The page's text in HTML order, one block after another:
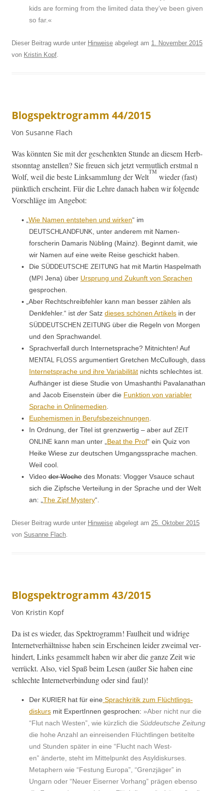
kids are form­ing from the lim­it­ed data they’ve been giv­en
so far.«
Dieser Beitrag wurde unter Hinweise abgelegt am 1. November 2015
von Kristin Kopf
Blogspektrogramm 44/2015
Von Susanne Flach
Was kön­nten Sie mit der geschenk­ten Stunde an diesem Herb­
st­son­ntag anstellen? Sie freuen sich jet­zt ver­mut­lich erst­mal n
Wolf, weil die beste Linksamm­lung der Welt
TM
wieder (fast)
pünk­tlich erscheint. Für die Lehre danach haben wir fol­gende
Vorschläge im Angebot:
„Wie Namen entste­hen und wirken“ im
DEUTSCHLANDFUNK , unter anderem mit Namen­
forscherin Damaris Nübling (Mainz). Begin­nt damit, wie
wir Namen auf eine weite Reise geschickt haben.
Die SÜDDEUTSCHE ZEITUNG hat mit Mar­tin Haspel­math
(MPI Jena) über Ursprung und Zukun­ft von Sprachen
gesprochen.
„Aber Rechtschreibfehler kann man bess­er zählen als
Denk­fehler.“ ist der Satz dieses schö­nen Artikels in der
SÜDDEUTSCHEN ZEITUNG über die Regeln von Mor­gen
und den Sprachwandel.
Sprachver­fall durch Inter­net­sprache? Mit­nicht­en! Auf
MENTAL FLOSS argu­men­tiert Gretchen McCul­lough, dass
Inter­net­sprache und ihre Vari­abil­ität nichts schlecht­es ist.
Aufhänger ist diese Studie von Umashan­thi Pavalanathan
and Jacob Eisen­stein über die Funk­tion von vari­abler
Sprache in Onlineme­di­en
Euphemis­men in Berufs­beze­ich­nun­gen
In Ord­nung, der Titel ist gren­zw­er­tig – aber auf ZEIT
ONLINE kann man unter „ Beat the Prof“ ein Quiz von
Heike Wiese zur deutschen Umgangssprache machen.
Weil cool.
Video der Woche des Monats: Vlog­ger Vsauce schaut
sich die Zipf­sche Verteilung in der Sprache und der Welt
an: „ The Zipf Mys­tery“.
Dieser Beitrag wurde unter Hinweise abgelegt am 25. Oktober 2015
von Susanne Flach.
Blogspektrogramm 43/2015
Von Kristin Kopf
Da ist es wieder, das Spek­tro­gramm! Faul­heit und widrige
Inter­netver­hält­nisse haben sein Erscheinen lei­der zweimal ver­
hin­dert, Links gesam­melt haben wir aber die ganze Zeit wie
ver­rückt. Also, viel Spaß beim Lesen (außer Sie haben eine
schlechte Inter­netverbindung oder sind faul)!
Der KURIER hat für eine Sprachkri­tik zum Flüchtlings­
diskurs mit Exper­tIn­nen gesprochen: »Aber nicht nur die
“Flut nach West­en”, wie kür­zlich die Süd­deutsche Zeitung
die hohe Anzahl an ein­reisenden Flüchtlin­gen betitelte
und Stun­den später in eine “Flucht nach West­
en” änderte, ste­ht im Mit­telpunkt des Asyld­iskurs­es.
Meta­phern wie “Fes­tung Europa”, “Gren­zjäger” in
Ungarn oder “Neuer Eis­ern­er Vorhang” prä­gen eben­so